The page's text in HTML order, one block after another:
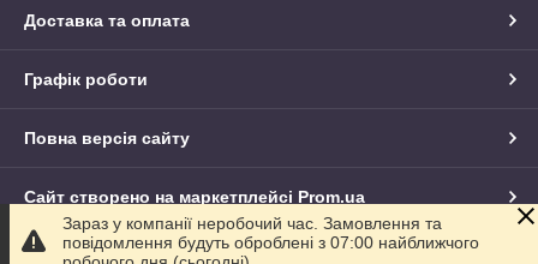
Доставка та оплата
Графік роботи
Повна версія сайту
Сайт створено на маркетплейсі Prom.ua
Політика конфіденційності
Зараз у компанії неробочий час. Замовлення та
повідомлення будуть оброблені з 07:00 найближчого